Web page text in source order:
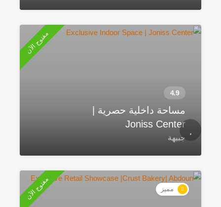
مفتوح الآن
مساحة داخلية حصرية |
Joniss Center
جبيهة
مميز مفتوح الآن